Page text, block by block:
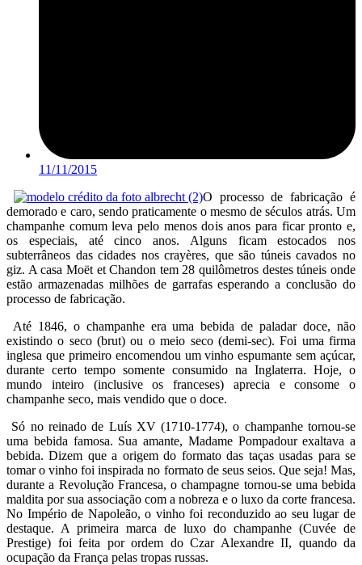
11/11/2015
O processo de fabricação é
demorado e caro, sendo praticamente o mesmo de séculos atrás. Um
champanhe comum leva pelo menos dois anos para ficar pronto e,
os especiais, até cinco anos. Alguns ficam estocados nos
subterrâneos das cidades nos crayères, que são túneis cavados no
giz. A casa Moët et Chandon tem 28 quilômetros destes túneis onde
estão armazenadas milhões de garrafas esperando a conclusão do
processo de fabricação.
Até 1846, o champanhe era uma bebida de paladar doce, não
existindo o seco (brut) ou o meio seco (demi-sec). Foi uma firma
inglesa que primeiro encomendou um vinho espumante sem açúcar,
durante certo tempo somente consumido na Inglaterra. Hoje, o
mundo inteiro (inclusive os franceses) aprecia e consome o
champanhe seco, mais vendido que o doce.
Só no reinado de Luís XV (1710-1774), o champanhe tornou-se
uma bebida famosa. Sua amante, Madame Pompadour exaltava a
bebida. Dizem que a origem do formato das taças usadas para se
tomar o vinho foi inspirada no formato de seus seios. Que seja! Mas,
durante a Revolução Francesa, o champagne tornou-se uma bebida
maldita por sua associação com a nobreza e o luxo da corte francesa.
No Império de Napoleão, o vinho foi reconduzido ao seu lugar de
destaque. A primeira marca de luxo do champanhe (Cuvée de
Prestige) foi feita por ordem do Czar Alexandre II, quando da
ocupação da França pelas tropas russas.